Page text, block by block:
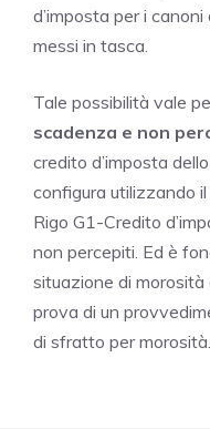
d’imposta per i
messi in tasca.
Tale possibilità vale
scadenza e non
credito d’imposta
configura utilizzando
Rigo G1-Credito
non percepiti. Ed è
situazione di morosità
prova di un
di sfratto per morosità.